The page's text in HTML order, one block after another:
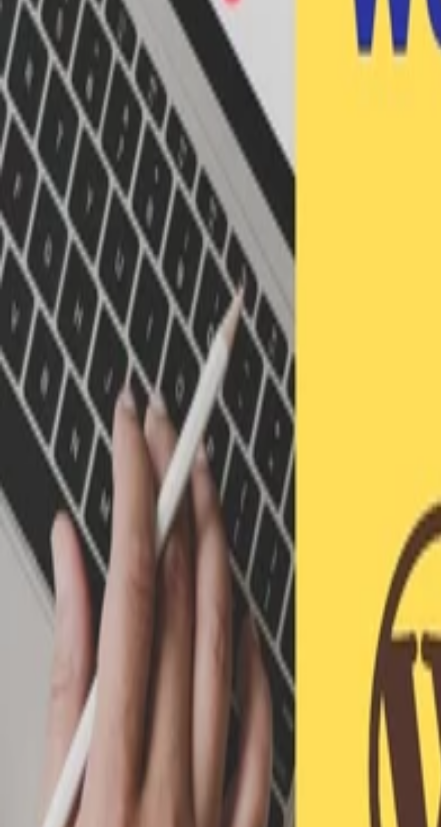
Obchodné
Všetky
Virtuálny Asistent
PROFI Virtuálny Asistent
Marketingové nápady
Prieskum trhu
Vzdelávanie a Tréningy
Online kurzy
Obchodný plán
Obchodné Nápady
Analýzy a stratégie
Projekty a granty
Finančné a daňové služby
Ostatné poradenstvo
Všetky
Šialené a Čudné
Zdravie a fitness
Výklad budúcnosti
Astrológia a Tarot
Online doučovanie
Cestovanie
Varenie a Recepty
Svadobné
AI služby
AI implementácia
AI Mobilný Vývoj
AI Umelecké Služby
AI Video
AI Audio
AI Obsah
AI Dáta
AI pre Firmy
Stavebníctvo
Vizualizácie
Interiérový Dizajn
Exteriérový Dizajn
Rozpočty, Povolenia
Feng-shui
Ostatné
Handmade
Všetky
Oblečenie